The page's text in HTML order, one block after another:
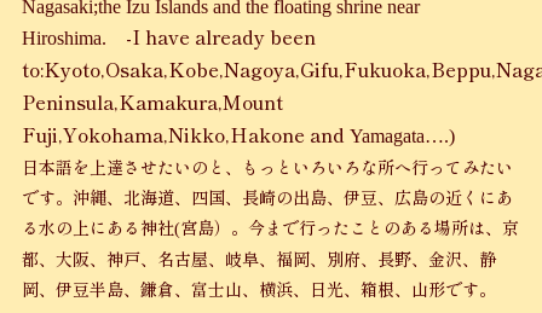
Nagasaki;the Izu Islands and the floating shrine near
Hiroshima. -I have already been
Peninsula,Kamakura,Mount
Fuji,Yokohama,Nikko,Hakone and Yamagata….)
日本語を上達させたいのと、もっといろいろな所へ行ってみたい
です。沖縄、北海道、四国、長崎の出島、伊豆、広島の近くにあ
る水の上にある神社(宮島）。今まで行ったことのある場所は、京
都、大阪、神戸、名古屋、岐阜、福岡、別府、長野、金沢、静
岡、伊豆半島、鎌倉、富士山、横浜、日光、箱根、山形です。